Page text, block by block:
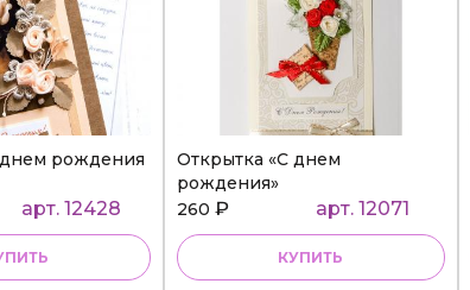
рождения
арт. 12428
Открытка «С днем
рождения»
260 ₽ арт. 12071
КУПИТЬ